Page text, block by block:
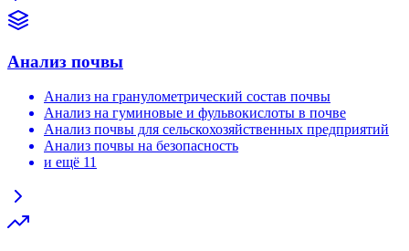
Анализ почвы
Анализ на гранулометрический состав почвы
Анализ на гуминовые и фульвокислоты в почве
Анализ почвы для сельскохозяйственных предприятий
Анализ почвы на безопасность
и ещё 11